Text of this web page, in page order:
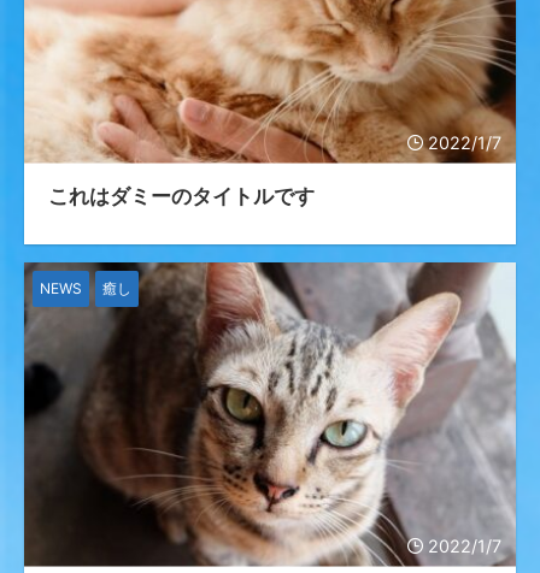
2022/1/7
これはダミーのタイトルです
2022/1/7
NEWS 癒し